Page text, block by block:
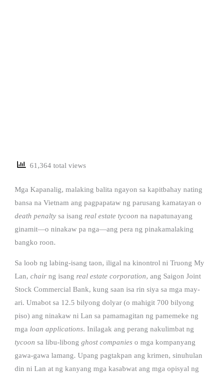
61,364 total views
Mga Kapanalig, malaking balita ngayon sa kapitbahay nating
bansa na Vietnam ang pagpapataw ng parusang kamatayan o
death penalty sa isang real estate tycoon na napatunayang
ginamit—o ninakaw pa nga—ang pera ng pinakamalaking
bangko roon.
Sa loob ng labing-isang taon, iligal na kinontrol ni Truong My
Lan, chair ng isang real estate corporation, ang Saigon Joint
Stock Commercial Bank, kung saan isa rin siya sa mga may-
ari. Umabot sa 12.5 bilyong dolyar (o mahigit 700 bilyong
piso) ang ninakaw ni Lan sa pamamagitan ng pamemeke ng
mga loan applications. Inilagak ang perang nakulimbat ng
tycoon sa libu-libong ghost companies o mga kompanyang
gawa-gawa lamang. Upang pagtakpan ang krimen, sinuhulan
din ni Lan at ng kanyang mga kasabwat ang mga opisyal ng